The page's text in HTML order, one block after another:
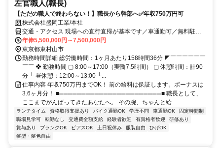
左官職人(職長)
【ただの職人で終わらない！】職長から幹部へ✅年収750万円可
株式会社盛岡工業/本社
交通・アクセス 現場への直行直帰が基本です／車通勤可／無料駐車
場あり／バイク、自転車通勤可／転勤なし
年俸5,500,000円～7,500,000円
東京都東村山市
勤務時間詳細 総労働時間：1ヶ月あたり158時間36分 ◤￣￣￣￣￣￣
￣￣ ❖ 勤務時間 ▢ 8:00～17:00（実働7.5時間） ▢ 休憩時間：計90
分 └ 昼休憩：12:00～13:00 └...
仕事内容 年収750万円までOK！ 前の給料は保証します。ボーナスは
3.6ヶ月分！ ■═══════════════════════■ 職長として、
ここまでがんばってきたあなたへ。 その腕、ちゃんと給...
ランチタイム 資格取得支援あり バイク通勤OK 学歴不問 車通勤OK
固定時間制
職場見学可
転勤なし 交通費全額支給 経験者歓迎 有資格者歓迎
研修あり
賞与あり
ブランクOK ピアスOK 土日祝休み 服装自由
ひげOK
髪型・髪色自由